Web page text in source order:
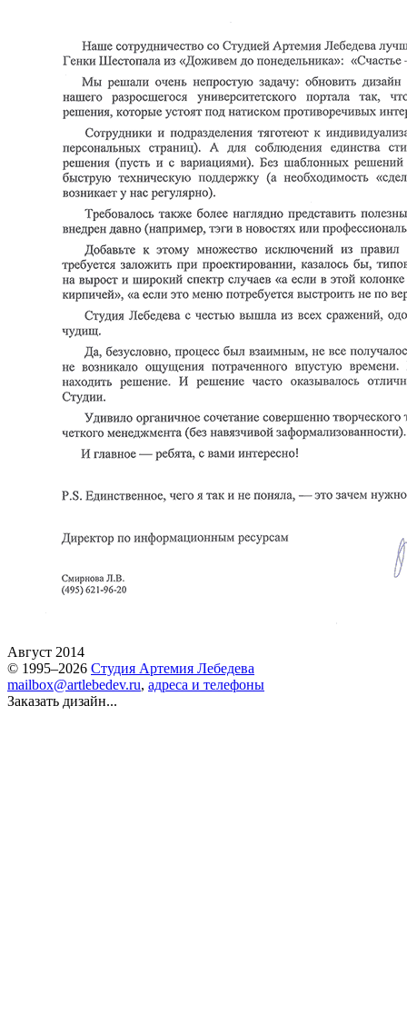
Август 2014
© 1995–2026 Студия Артемия Лебедева
mailbox@artlebedev.ru, адреса и телефоны
Заказать дизайн...